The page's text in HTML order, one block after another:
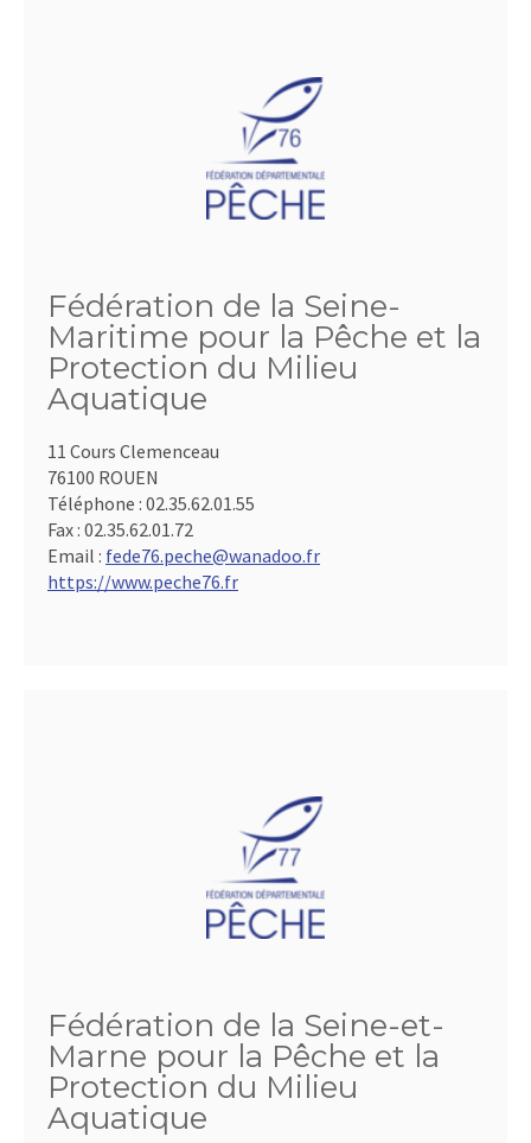
Fédération de la Seine-
Maritime pour la Pêche et la
Protection du Milieu
Aquatique
11 Cours Clemenceau
76100 ROUEN
Téléphone : 02.35.62.01.55
Fax : 02.35.62.01.72
Email : fede76.peche@wanadoo.fr
https://www.peche76.fr
Fédération de la Seine-et-
Marne pour la Pêche et la
Protection du Milieu
Aquatique